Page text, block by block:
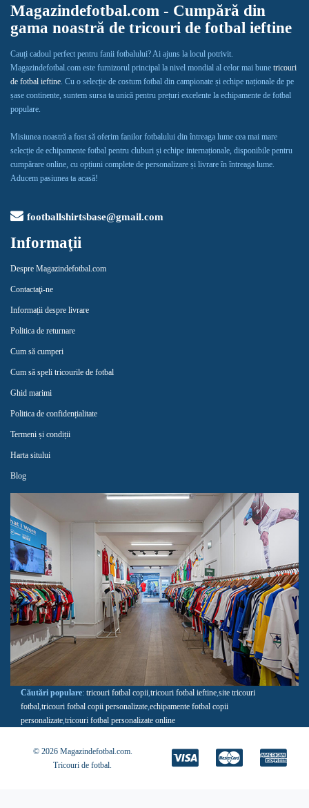
Magazindefotbal.com - Cumpără din
gama noastră de tricouri de fotbal ieftine
Cauți cadoul perfect pentru fanii fotbalului? Ai ajuns la locul potrivit.
Magazindefotbal.com este furnizorul principal la nivel mondial al celor mai bune tricouri
de fotbal ieftine. Cu o selecție de costum fotbal din campionate și echipe naționale de pe
șase continente, suntem sursa ta unică pentru prețuri excelente la echipamente de fotbal
populare.
Misiunea noastră a fost să oferim fanilor fotbalului din întreaga lume cea mai mare
selecție de echipamente fotbal pentru cluburi și echipe internaționale, disponibile pentru
cumpărare online, cu opțiuni complete de personalizare și livrare în întreaga lume.
Aducem pasiunea ta acasă!
footballshirtsbase@gmail.com
Informaţii
Despre Magazindefotbal.com
Contactaţi-ne
Informații despre livrare
Politica de returnare
Cum să cumperi
Cum să speli tricourile de fotbal
Ghid marimi
Politica de confidențialitate
Termeni și condiții
Harta sitului
Blog
Căutări populare: tricouri fotbal copii tricouri fotbal ieftine site tricouri
fotbal tricouri fotbal copii personalizate echipamente fotbal copii
personalizate tricouri fotbal personalizate online
© 2026 Magazindefotbal.com.
Tricouri de fotbal